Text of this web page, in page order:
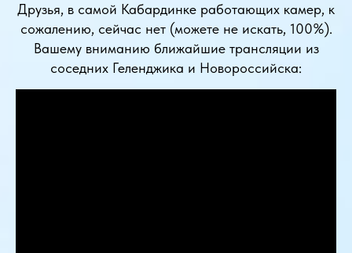
Друзья, в самой Кабардинке работающих камер, к
сожалению, сейчас нет (можете не искать, 100%).
Вашему вниманию ближайшие трансляции из
соседних Геленджика и Новороссийска: